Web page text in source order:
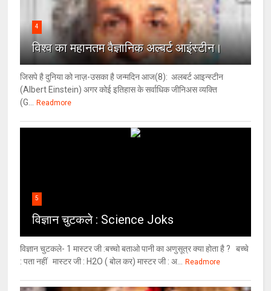
4
विश्‍व का महानतम वैज्ञानिक अल्बर्ट आइंस्टीन।
जिसपे है दुनिया को नाज़-उसका है जन्मदिन आज(8): अलबर्ट आइन्स्टीन
(Albert Einstein) अगर कोई इतिहास के सर्वाधिक जीनिअस व्यक्ति
(G...
Readmore
5
विज्ञान चुटकले : Science Joks
विज्ञान चुटकले- 1 मास्टर जी :बच्चो बताओ पानी का अणुसूत्र क्या होता है ? बच्चे
: पता नहीं मास्टर जी : H2O ( बोल कर) मास्टर जी : अ...
Readmore